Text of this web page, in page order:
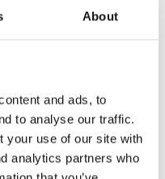
About
and ads, to
to analyse our traffic.
your use of our site with
analytics partners who
specifiek gericht is op PvC-
materialen die moeilijk te
op het gebied van
recycling en